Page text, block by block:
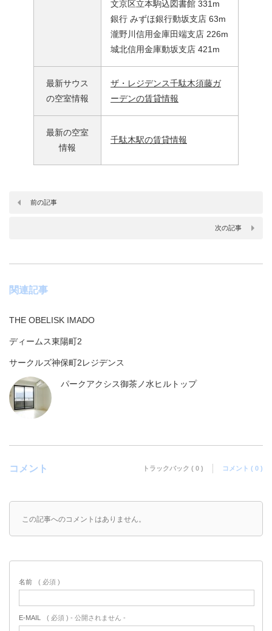
文京区立本駒込図書館 331m
銀行 みずほ銀行動坂支店 63m
瀧野川信用金庫田端支店 226m
城北信用金庫動坂支店 421m
最新サウス
の空室情報
ザ・レジデンス千駄木須藤ガ
ーデンの賃貸情報
最新の空室
情報
千駄木駅の賃貸情報
前の記事
次の記事
関連記事
THE OBELISK IMADO
ディームス東陽町2
サークルズ神保町2レジデンス
パークアクシス御茶ノ水ヒルトップ
コメント トラックバック ( 0 ) コメント ( 0 )
この記事へのコメントはありません。
名前 ( 必須 )
E-MAIL ( 必須 ) - 公開されません -